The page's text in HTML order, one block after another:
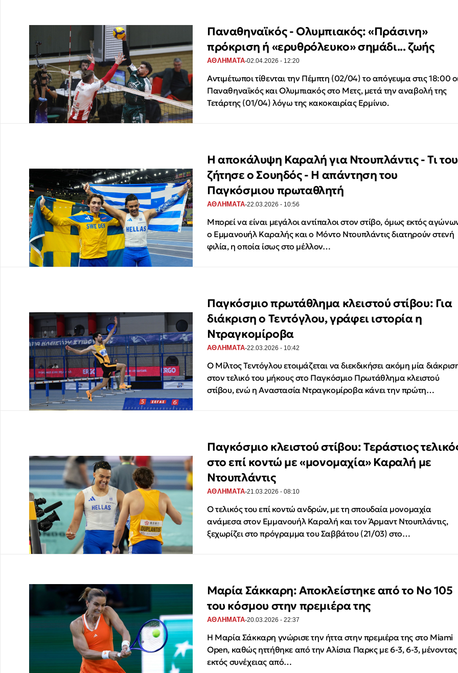
Παναθηναϊκός - Ολυμπιακός: «Πράσινη»
πρόκριση ή «ερυθρόλευκο» σημάδι... ζωής
ΑΘΛΗΜΑΤΑ·02.04.2026 - 12:20
Αντιμέτωποι τίθενται την Πέμπτη (02/04) το απόγευμα στις 18:00
Παναθηναϊκός και Ολυμπιακός στο Μετς, μετά την αναβολή της
Τετάρτης (01/04) λόγω της κακοκαιρίας Ερμίνιο.
Η αποκάλυψη Καραλή για Ντουπλάντις - Τι του
ζήτησε ο Σουηδός - Η απάντηση του
Παγκόσμιου πρωταθλητή
ΑΘΛΗΜΑΤΑ·22.03.2026 - 10:56
Μπορεί να είναι μεγάλοι αντίπαλοι στον στίβο, όμως εκτός
ο Εμμανουήλ Καραλής και ο Μόντο Ντουπλάντις διατηρούν στενή
φιλία, η οποία ίσως στο μέλλον…
Παγκόσμιο πρωτάθλημα κλειστού στίβου: Για
διάκριση ο Τεντόγλου, γράφει ιστορία η
Ντραγκομίροβα
ΑΘΛΗΜΑΤΑ·22.03.2026 - 10:42
Ο Μίλτος Τεντόγλου ετοιμάζεται να διεκδικήσει ακόμη μία
στον τελικό του μήκους στο Παγκόσμιο Πρωτάθλημα κλειστού
στίβου, ενώ η Αναστασία Ντραγκομίροβα κάνει την πρώτη…
Παγκόσμιο κλειστού στίβου: Τεράστιος
στο επί κοντώ με «μονομαχία» Καραλή με
Ντουπλάντις
ΑΘΛΗΜΑΤΑ·21.03.2026 - 08:10
Ο τελικός του επί κοντώ ανδρών, με τη σπουδαία μονομαχία
ανάμεσα στον Εμμανουήλ Καραλή και τον Άρμαντ Ντουπλάντις,
ξεχωρίζει στο πρόγραμμα του Σαββάτου (21/03) στο…
Μαρία Σάκκαρη: Αποκλείστηκε από το Νο 105
του κόσμου στην πρεμιέρα της
ΑΘΛΗΜΑΤΑ·20.03.2026 - 22:37
Η Μαρία Σάκκαρη γνώρισε την ήττα στην πρεμιέρα της στο Miami
Open, καθώς ηττήθηκε από την Αλίσια Παρκς με 6-3, 6-3, μένοντας
εκτός συνέχειας από…